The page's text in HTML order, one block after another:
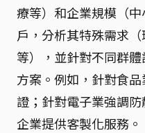
療等）和企業規模（
戶，分析其特殊需求
等），並針對不同群
方案。例如，針對食
證；針對電子業強調
企業提供客製化服務。